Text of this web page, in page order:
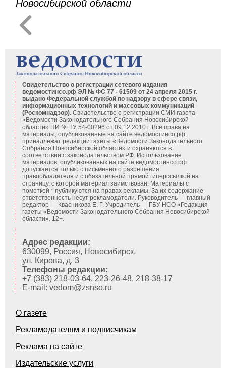
Новосибирской области
Свидетельство о регистрации сетевого издания
ведомостинсо.рф ЭЛ № ФС 77 - 61509 от 24 апреля 2015 г.
выдано Федеральной службой по надзору в сфере связи,
информационных технологий и массовых коммуникаций
(Роскомнадзор). Свидетельство о регистрации СМИ газета
«Ведомости Законодательного Собрания Новосибирской
области» ПИ № ТУ 54-00296 от 09.12.2010 г. Все права на
материалы, опубликованные на сайте ведомостинсо.рф,
принадлежат редакции газеты «Ведомости Законодательного
Собрания Новосибирской области» и охраняются в
соответствии с законодательством РФ. Использование
материалов, опубликованных на сайте ведомостинсо.рф
допускается только с письменного разрешения
правообладателя и с обязательной прямой гиперссылкой на
страницу, с которой материал заимствован. Материалы с
пометкой * публикуются на правах рекламы. За их содержание
ответственность несут рекламодатели. Руководитель — главный
редактор — Квасникова Е. Г. Учредитель — ГБУ НСО «Редакция
газеты «Ведомости Законодательного Собрания Новосибирской
области». 12+.
Адрес редакции:
630099, Россия, Новосибирск,
ул. Кирова, д. 3
Телефоны редакции:
+7 (383) 218-03-64, 223-26-48, 218-38-17
E-mail: vedom@zsnso.ru
О газете
Рекламодателям и подписчикам
Реклама на сайте
Издательские услуги